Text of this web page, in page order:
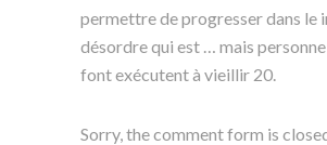
permettre de progresser dans le
désordre qui est … mais
font exécutent à vieillir 20.
Sorry, the comment form is